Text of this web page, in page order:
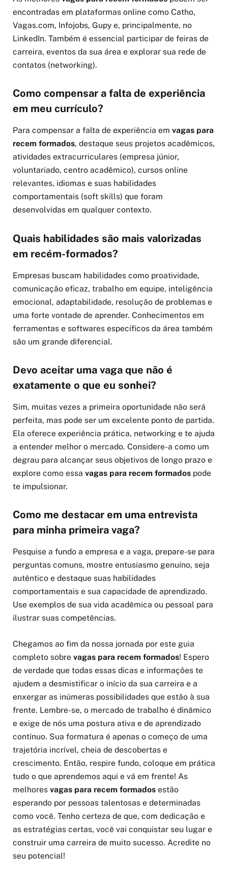
encontradas em plataformas online como Catho,
Vagas.com, Infojobs, Gupy e, principalmente, no
LinkedIn. Também é essencial participar de feiras de
carreira, eventos da sua área e explorar sua rede de
contatos (networking).
Como compensar a falta de experiência
em meu currículo?
Para compensar a falta de experiência em vagas para
recem formados, destaque seus projetos acadêmicos,
atividades extracurriculares (empresa júnior,
voluntariado, centro acadêmico), cursos online
relevantes, idiomas e suas habilidades
comportamentais (soft skills) que foram
desenvolvidas em qualquer contexto.
Quais habilidades são mais valorizadas
em recém-formados?
Empresas buscam habilidades como proatividade,
comunicação eficaz, trabalho em equipe, inteligência
emocional, adaptabilidade, resolução de problemas e
uma forte vontade de aprender. Conhecimentos em
ferramentas e softwares específicos da área também
são um grande diferencial.
Devo aceitar uma vaga que não é
exatamente o que eu sonhei?
Sim, muitas vezes a primeira oportunidade não será
perfeita, mas pode ser um excelente ponto de partida.
Ela oferece experiência prática, networking e te ajuda
a entender melhor o mercado. Considere-a como um
degrau para alcançar seus objetivos de longo prazo e
explore como essa vagas para recem formados pode
te impulsionar.
Como me destacar em uma entrevista
para minha primeira vaga?
Pesquise a fundo a empresa e a vaga, prepare-se para
perguntas comuns, mostre entusiasmo genuíno, seja
autêntico e destaque suas habilidades
comportamentais e sua capacidade de aprendizado.
Use exemplos de sua vida acadêmica ou pessoal para
ilustrar suas competências.
Chegamos ao fim da nossa jornada por este guia
completo sobre vagas para recem formados! Espero
de verdade que todas essas dicas e informações te
ajudem a desmistificar o início da sua carreira e a
enxergar as inúmeras possibilidades que estão à sua
frente. Lembre-se, o mercado de trabalho é dinâmico
e exige de nós uma postura ativa e de aprendizado
contínuo. Sua formatura é apenas o começo de uma
trajetória incrível, cheia de descobertas e
crescimento. Então, respire fundo, coloque em prática
tudo o que aprendemos aqui e vá em frente! As
melhores vagas para recem formados estão
esperando por pessoas talentosas e determinadas
como você. Tenho certeza de que, com dedicação e
as estratégias certas, você vai conquistar seu lugar e
construir uma carreira de muito sucesso. Acredite no
seu potencial!